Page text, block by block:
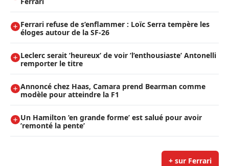
Ferrari refuse de s’enflammer : Loïc Serra tempère les
éloges autour de la SF-26
Leclerc serait ’heureux’ de voir ’l’enthousiaste’ Antonelli
remporter le titre
Annoncé chez Haas, Camara prend Bearman comme
modèle pour atteindre la F1
Un Hamilton ’en grande forme’ est salué pour avoir
’remonté la pente’
+ sur Ferrari